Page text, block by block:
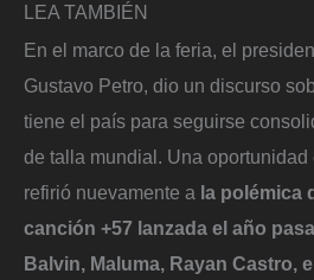
LEA TAMBIÉN
En el marco de la feria, el
Gustavo Petro, dio un discurso
tiene el país para seguirse
de talla mundial. Una oportunidad
refirió nuevamente a la polémica
canción +57 lanzada el año
Balvin, Maluma, Rayan Castro,